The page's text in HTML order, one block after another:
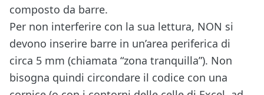
composto da barre.
Per non interferire con la sua lettura, NON si
devono inserire barre in un’area periferica di
circa 5 mm (chiamata “zona tranquilla”). Non
bisogna quindi circondare il codice con una